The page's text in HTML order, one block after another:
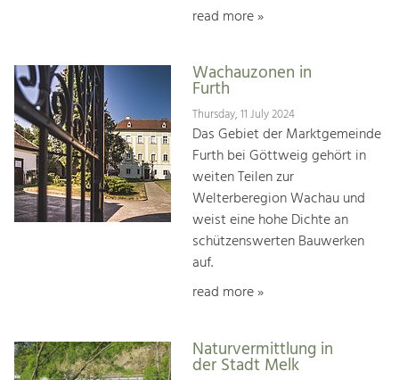
read more »
Wachauzonen in
Furth
Thursday, 11 July 2024
Das Gebiet der Marktgemeinde
Furth bei Göttweig gehört in
weiten Teilen zur
Welterberegion Wachau und
weist eine hohe Dichte an
schützenswerten Bauwerken
auf.
read more »
Naturvermittlung in
der Stadt Melk